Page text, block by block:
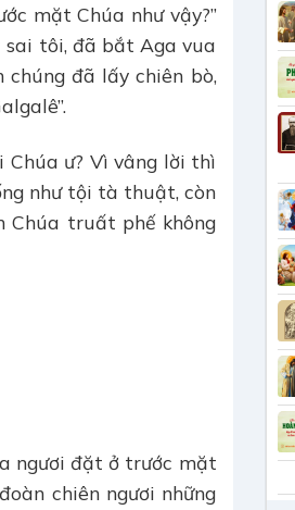
mặt Chúa như vậy?”
sai tôi, đã bắt Aga vua
đã lấy chiên bò,
Chúa ư? Vì vâng lời thì
như tội tà thuật, còn
Chúa truất phế không
ngươi đặt ở trước mặt
chiên ngươi những